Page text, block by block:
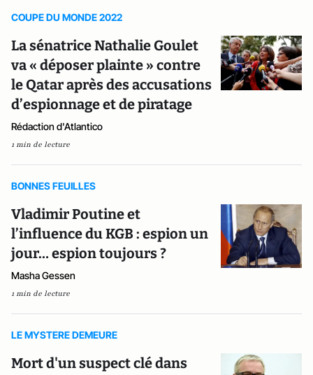
COUPE DU MONDE 2022
La sénatrice Nathalie Goulet
va « déposer plainte » contre
le Qatar après des accusations
d’espionnage et de piratage
Rédaction d'Atlantico
1 min de lecture
BONNES FEUILLES
Vladimir Poutine et
l’influence du KGB : espion un
jour… espion toujours ?
Masha Gessen
1 min de lecture
LE MYSTERE DEMEURE
Mort d'un suspect clé dans